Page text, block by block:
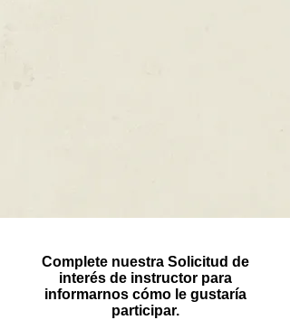
Complete nuestra Solicitud de
interés de instructor para
informarnos cómo le gustaría
participar.